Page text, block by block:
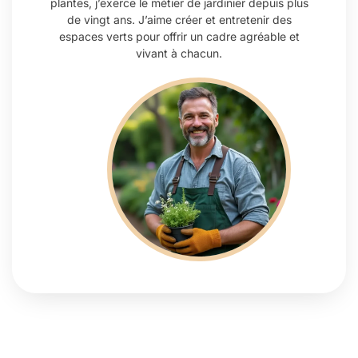
de vingt ans. J’aime créer et entretenir des
espaces verts pour offrir un cadre agréable et
vivant à chacun.